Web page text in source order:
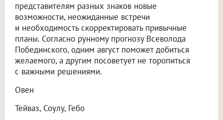
представителям разных знаков новые
возможности, неожиданные встречи
и необходимость скорректировать привычные
планы. Согласно рунному прогнозу Всеволода
Побединского, одним август поможет добиться
желаемого, а другим посоветует не торопиться
с важными решениями.
Овен
Тейваз, Соулу, Гебо